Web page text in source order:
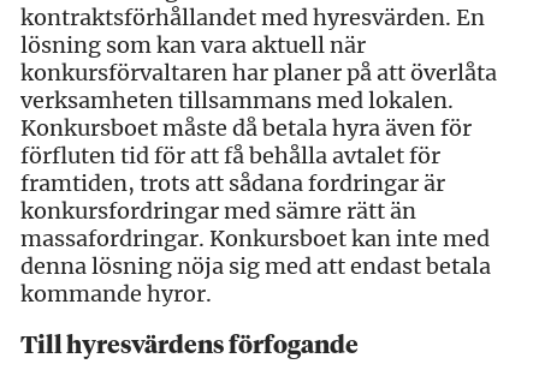
kontraktsförhållandet med hyresvärden. En
lösning som kan vara aktuell när
konkursförvaltaren har planer på att överlåta
verksamheten tillsammans med lokalen.
Konkursboet måste då betala hyra även för
förfluten tid för att få behålla avtalet för
framtiden, trots att sådana fordringar är
konkursfordringar med sämre rätt än
massafordringar. Konkursboet kan inte med
denna lösning nöja sig med att endast betala
kommande hyror.
Till hyresvärdens förfogande